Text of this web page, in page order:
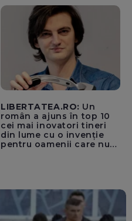
pentru instaurarea
„cenzurii” pe platforma X
LIBERTATEA.RO: Un
român a ajuns în top 10
cei mai inovatori tineri
din lume cu o invenție
pentru oamenii care nu